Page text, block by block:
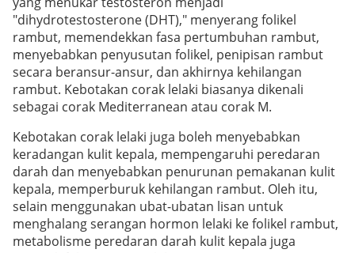
"dihydrotestosterone (DHT)," menyerang folikel
rambut, memendekkan fasa pertumbuhan rambut,
menyebabkan penyusutan folikel, penipisan rambut
secara beransur-ansur, dan akhirnya kehilangan
rambut. Kebotakan corak lelaki biasanya dikenali
sebagai corak Mediterranean atau corak M.
Kebotakan corak lelaki juga boleh menyebabkan
keradangan kulit kepala, mempengaruhi peredaran
darah dan menyebabkan penurunan pemakanan kulit
kepala, memperburuk kehilangan rambut. Oleh itu,
selain menggunakan ubat-ubatan lisan untuk
menghalang serangan hormon lelaki ke folikel rambut,
metabolisme peredaran darah kulit kepala juga